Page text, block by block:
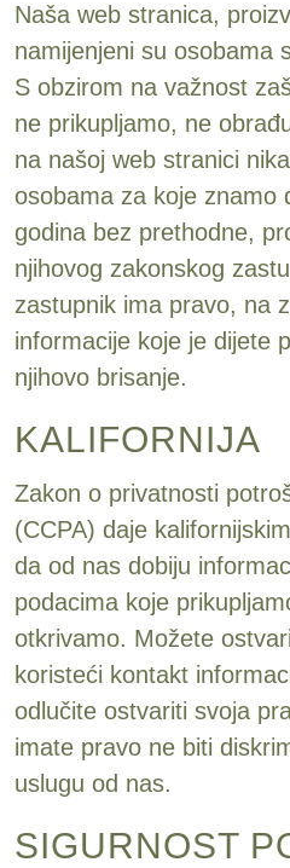
Naša web stranica,
namijenjeni su osobama
S obzirom na važnost
ne prikupljamo, ne
na našoj web stranici
osobama za koje znamo
godina bez prethodne,
njihovog zakonskog
zastupnik ima pravo, na
informacije koje je dijete
njihovo brisanje.
KALIFORNIJA
Zakon o privatnosti
(CCPA) daje
da od nas dobiju
podacima koje
otkrivamo. Možete
koristeći kontakt
odlučite ostvariti svoja
imate pravo ne biti
uslugu od nas.
SIGURNOST